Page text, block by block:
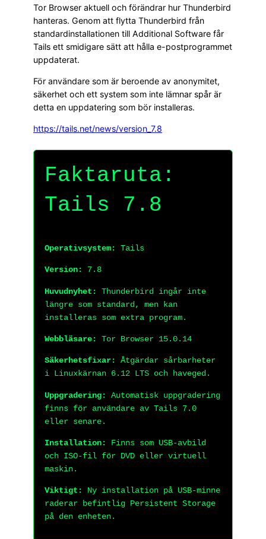
Tor Browser aktuell och förändrar hur Thunderbird
hanteras. Genom att flytta Thunderbird från
standardinstallationen till Additional Software får
Tails ett smidigare sätt att hålla e-postprogrammet
uppdaterat.
För användare som är beroende av anonymitet,
säkerhet och ett system som inte lämnar spår är
detta en uppdatering som bör installeras.
https://tails.net/news/version_7.8
Faktaruta:
Tails 7.8
Operativsystem: Tails
Version: 7.8
Huvudnyhet:
Thunderbird ingår inte
längre som standard, men kan
installeras som extra program.
Webbläsare: Tor Browser 15.0.14
Säkerhetsfixar:
Åtgärdar sårbarheter
i Linuxkärnan 6.12 LTS och haveged.
Uppgradering:
Automatisk uppgradering
finns för användare av Tails 7.0
eller senare.
Installation:
Finns som USB-avbild
och ISO-fil för DVD eller virtuell
maskin.
Viktigt:
Ny installation på USB-minne
raderar befintlig Persistent Storage
på den enheten.